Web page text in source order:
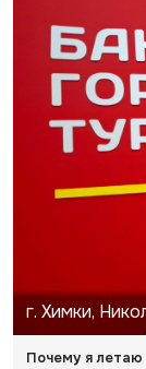
г. Химки,
Почему я